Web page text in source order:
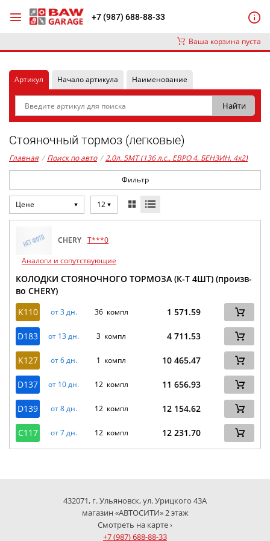
+7 (987) 688-88-33
Ваша корзина пуста
Артикул Начало артикула Наименование
Стояночный тормоз (легковые)
Главная / Поиск по авто / 2,0л. 5MT (136 л.с., ЕВРО 4, БЕНЗИН, 4x2)
Фильтр
Цене 12
CHERY T***0
Аналоги и сопутствующие
КОЛОДКИ СТОЯНОЧНОГО ТОРМОЗА (К-Т 4ШТ) (произв-
во CHERY)
K110
от 3 дн. 36 компл 1 571.59
D183 от 13 дн. 3 компл 4 711.53
K127 от 6 дн. 1 компл 10 465.47
D137 от 10 дн. 12 компл 11 656.93
D139 от 8 дн. 12 компл 12 154.62
C117 от 7 дн. 12 компл 12 231.70
432071, г. Ульяновск, ул. Урицкого 43А
магазин «АВТОСИТИ» 2 этаж
Смотреть на карте ›
+7 (987) 688-88-33